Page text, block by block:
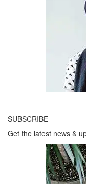
SUBSCRIBE
Get the latest news &